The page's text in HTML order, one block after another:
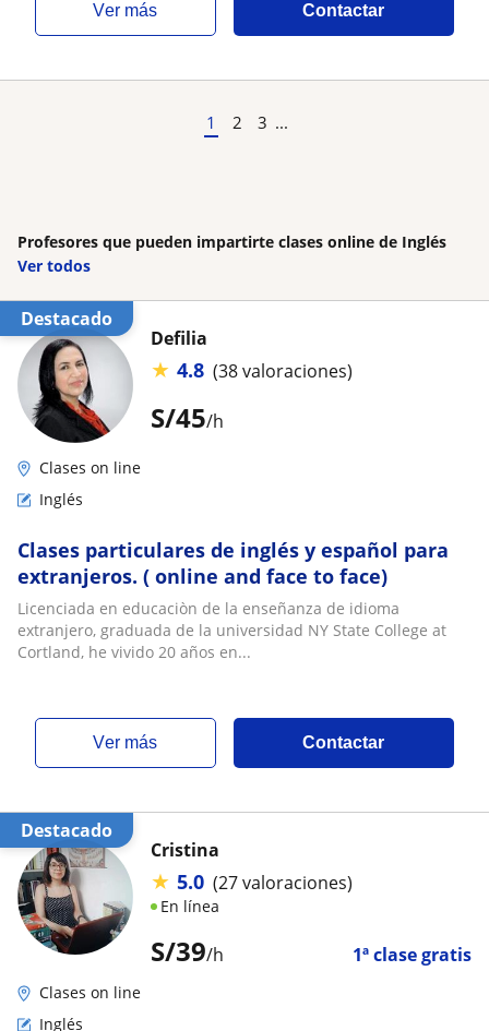
ver más Contactar
1 2 3 ...
Profesores que pueden impartirte clases online de Inglés
Ver todos
Destacado
S/45/h
Defilia
★ 4.8 (38 valoraciones)
Clases on line
Inglés
Clases particulares de inglés y español para
extranjeros. ( online and face to face)
Licenciada en educaciòn de la enseñanza de idioma
extranjero, graduada de la universidad NY State College at
Cortland, he vivido 20 años en...
ver más Contactar
Destacado
S/39/h 1ª clase gratis
Cristina
★ 5.0 (27 valoraciones)
En línea
Clases on line
Inglés